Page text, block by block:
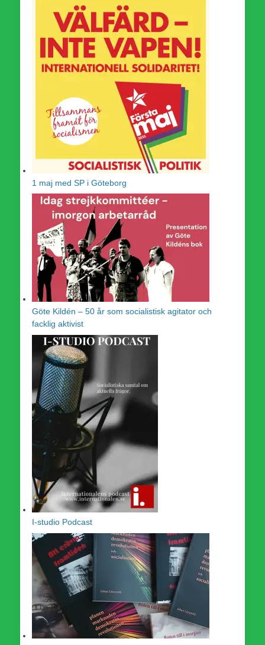
1 maj med SP i Göteborg
Göte Kildén – 50 år som socialistisk agitator och
facklig aktivist
I-studio Podcast